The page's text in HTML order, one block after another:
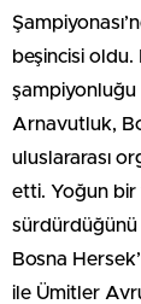
beşincisi
şampiyonluğu
Arnavutluk,
uluslararası
etti. Yoğun bir
Bosna
ile Ümitler